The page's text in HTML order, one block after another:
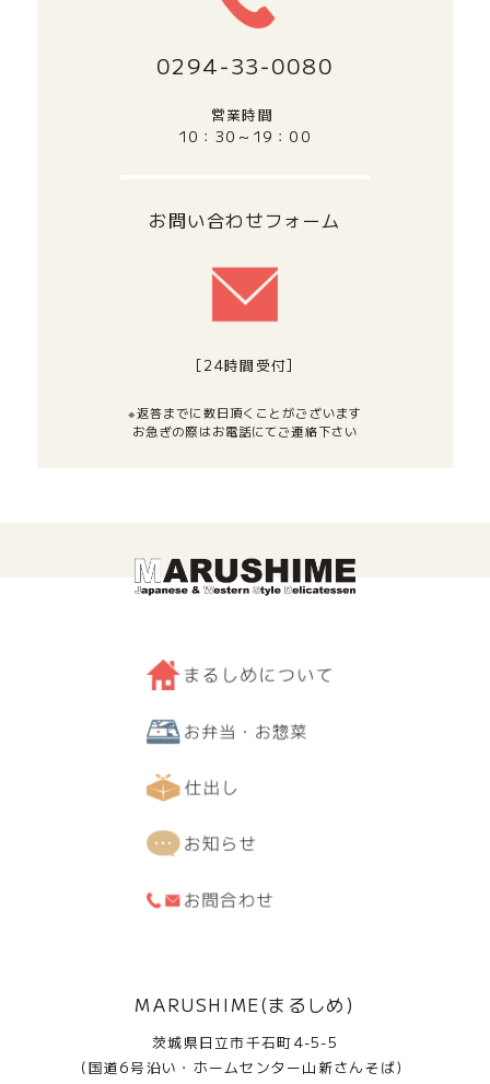
0294‐33‐0080
営業時間
10：30～19：00
お問い合わせフォーム
[24時間受付]
※返答までに数日頂くことがございます
お急ぎの際はお電話にてご連絡下さい
MARUSHIME(まるしめ)
茨城県日立市千石町4-5-5
(国道6号沿い・ホームセンター山新さんそば)